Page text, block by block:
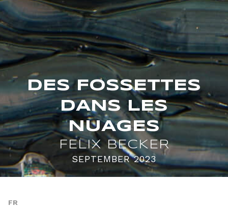
DES FOSSETTES
DANS LES
NUAGES
FELIX BECKER
SEPTEMBER 2023
FR